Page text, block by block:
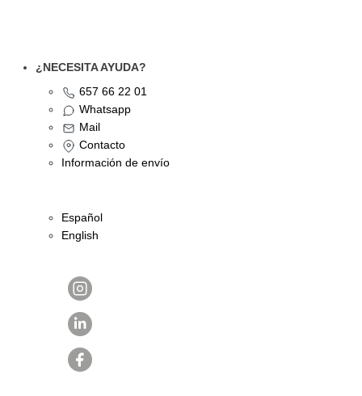
¿NECESITA AYUDA?
657 66 22 01
Whatsapp
Mail
Contacto
Información de envío
Español
English